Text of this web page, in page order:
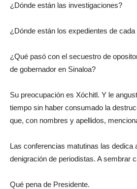
¿Dónde están las investigaciones?
¿Dónde están los expedientes de
¿Qué pasó con el secuestro de
de gobernador en Sinaloa?
Su preocupación es Xóchitl. Y le
tiempo sin haber consumado la
que, con nombres y apellidos,
Las conferencias matutinas las dedica
denigración de periodistas. A sembrar
Qué pena de Presidente.